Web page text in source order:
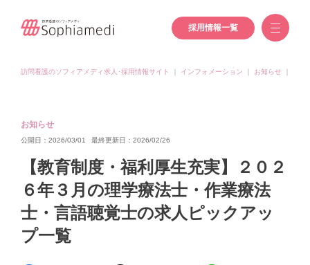
採用情報一覧
訪問看護のソフィアメディ求人･採用情報サイト インフォメーション お知らせ
お知らせ
公開日：2026/03/01 最終更新日：2026/02/26
【教育制度・福利厚生充実】２０２
６年３月の理学療法士・作業療法
士・言語聴覚士の求人ピックアッ
プ一覧